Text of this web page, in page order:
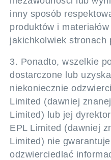
inny sposób
produktów i
jakichkolwiek stronach
3. Ponadto, wszelkie
dostarczone lub
niekoniecznie
Limited (dawniej
Limited) lub jej
EPL Limited (dawniej
Limited) nie
odzwierciedlać